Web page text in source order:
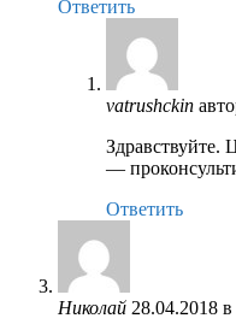
Ответить
vatrushckin
Здравствуйте.
—
Ответить
Николай 28.04.2018